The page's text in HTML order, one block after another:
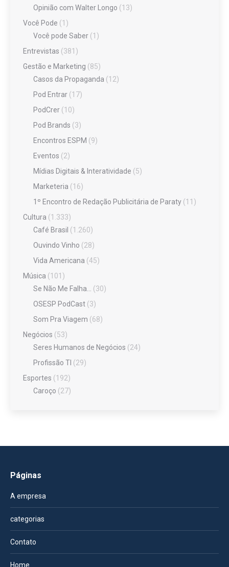
Opinião com Walter Longo (13)
Você Pode (1)
Você pode Saber (1)
Entrevistas (381)
Gestão e Marketing (85)
Casos da Propaganda (12)
Pod Entrar (17)
PodCrer (10)
Pod Brands (3)
Encontros ESPM (9)
Eventos (2)
Mídias Digitais & Interatividade (5)
Marketeria (16)
1º Encontro de Redação Publicitária de Paraty (11)
Cultura (1.333)
Café Brasil (1.260)
Ouvindo Vinho (28)
Vida Americana (45)
Música (101)
Se Não Me Falha…
(30)
OSESP PodCast (3)
Som Pra Viagem (68)
Negócios (53)
Seres Humanos de Negócios (24)
Profissão TI (29)
Esportes (192)
Caroço (27)
Páginas
A empresa
categorias
Contato
Home